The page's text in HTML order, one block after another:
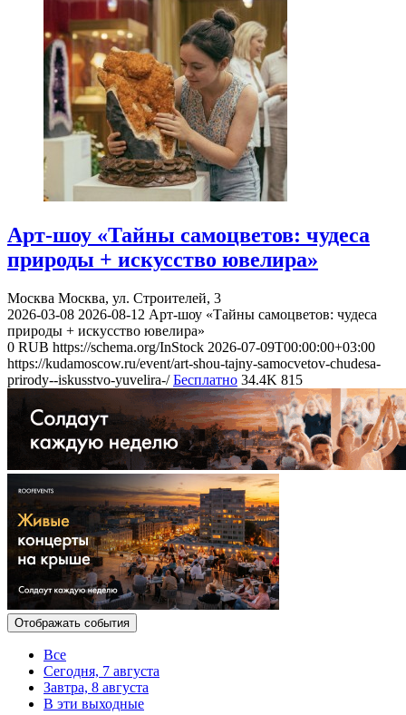
Арт-шоу «Тайны самоцветов: чудеса
природы + искусство ювелира»
Москва Москва, ул. Строителей, 3
2026-03-08 2026-08-12 Арт-шоу «Тайны самоцветов: чудеса
природы + искусство ювелира»
0 RUB https://schema.org/InStock 2026-07-09T00:00:00+03:00
https://kudamoscow.ru/event/art-shou-tajny-samocvetov-chudesa-
prirody--iskusstvo-yuvelira-/ Бесплатно 34.4K 815
Отображать события
Все
Сегодня, 7 августа
Завтра, 8 августа
В эти выходные